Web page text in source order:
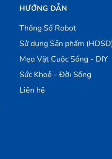
HƯỚNG DẪN
Thông Số Robot
Sử dụng Sản phẩm
Mẹo Vặt Cuộc Sống - DIY
Sức Khoẻ - Đời Sống
Liên hệ